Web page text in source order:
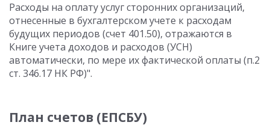
Расходы на оплату услуг сторонних организаций,
отнесенные в бухгалтерском учете к расходам
будущих периодов (счет 401.50), отражаются в
Книге учета доходов и расходов (УСН)
автоматически, по мере их фактической оплаты (п.2
ст. 346.17 НК РФ)".
План счетов (ЕПСБУ)